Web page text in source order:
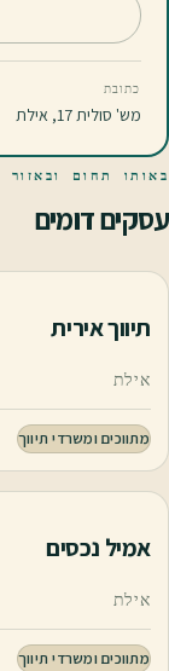
כתובת
מש' סולית 17, אילת
באותו תחום ובאזור
עסקים דומים
תיווך אירית
אילת
מתווכים ומשרדי תיווך
אמיל נכסים
אילת
מתווכים ומשרדי תיווך